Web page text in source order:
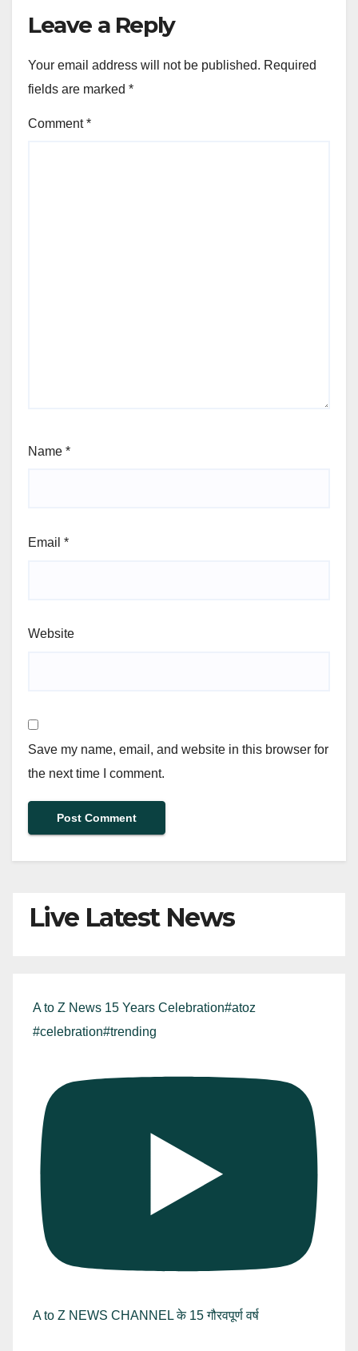
Leave a Reply
Your email address will not be published. Required
fields are marked *
Comment*
Name *
Email *
Website
Save my name, email, and website in this browser for
the next time I comment.
Live Latest News
A to Z News 15 Years Celebration#atoz
#celebration#trending
A to Z NEWS CHANNEL के 15 गौरवपूर्ण वर्ष